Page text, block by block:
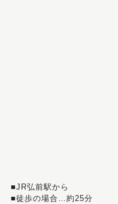
■JR弘前駅から
■徒歩の場合…約25分